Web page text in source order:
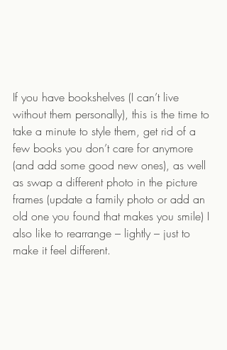
If you have bookshelves (I can’t live
without them personally), this is the time to
take a minute to style them, get rid of a
few books you don’t care for anymore
(and add some good new ones), as well
as swap a different photo in the picture
frames (update a family photo or add an
old one you found that makes you smile) I
also like to rearrange – lightly – just to
make it feel different.